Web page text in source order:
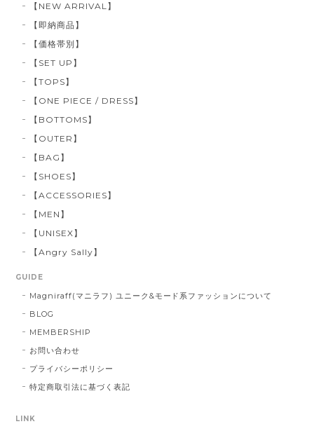
【NEW ARRIVAL】
【即納商品】
【価格帯別】
【SET UP】
【TOPS】
【ONE PIECE / DRESS】
【BOTTOMS】
【OUTER】
【BAG】
【SHOES】
【ACCESSORIES】
【MEN】
【UNISEX】
【Angry Sally】
GUIDE
Magniraff(マニラフ) ユニーク&モード系ファッションについて
BLOG
MEMBERSHIP
お問い合わせ
プライバシーポリシー
特定商取引法に基づく表記
LINK